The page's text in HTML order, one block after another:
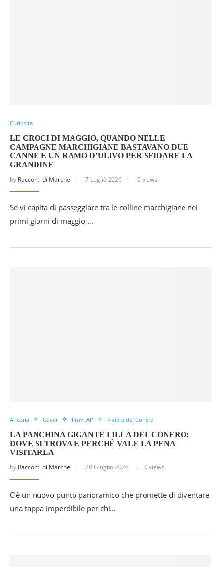
Curiosità
LE CROCI DI MAGGIO, QUANDO NELLE
CAMPAGNE MARCHIGIANE BASTAVANO DUE
CANNE E UN RAMO D’ULIVO PER SFIDARE LA
GRANDINE
by Racconti di Marche 7 Luglio 2026 0 views
Se vi capita di passeggiare tra le colline marchigiane nei
primi giorni di maggio,…
Ancona Cover Prov. AP Riviera del Conero
LA PANCHINA GIGANTE LILLA DEL CONERO:
DOVE SI TROVA E PERCHÉ VALE LA PENA
VISITARLA
by Racconti di Marche 28 Giugno 2026 0 views
C’è un nuovo punto panoramico che promette di diventare
una tappa imperdibile per chi…